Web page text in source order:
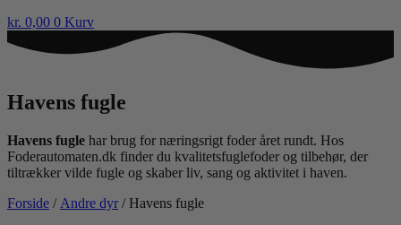
kr. 0,00 0 Kurv
Havens fugle
Havens fugle har brug for næringsrigt foder året rundt. Hos
Foderautomaten.dk finder du kvalitetsfuglefoder og tilbehør, der
tiltrækker vilde fugle og skaber liv, sang og aktivitet i haven.
Forside / Andre dyr / Havens fugle